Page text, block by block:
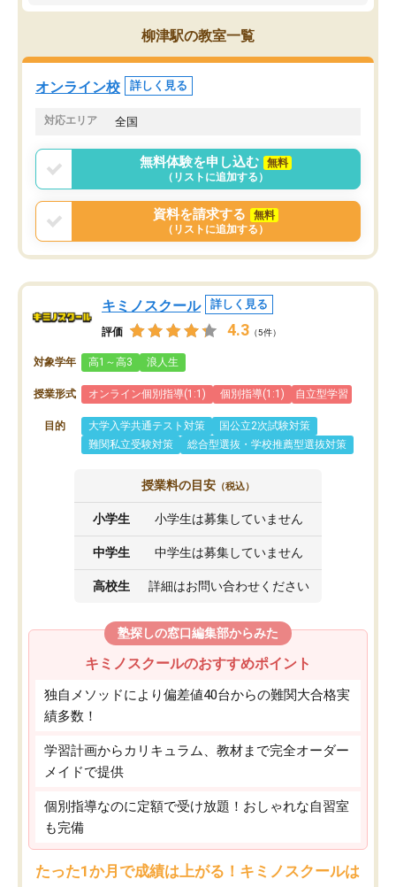
す。
うちの子は、初回面談の講師の方で決
オンラインツールを使用した単語帳の
共有があり宿題もそちらで出される形
でした。
言う事で講師変更の申し出があり、あ
まりに短期での変更だった為、塾に通
う事にして退会しました。遅れも取り
戻せ、授業内容や講師の方は良かった
と思います。
ち期待したものではなく
くなってきたようなので
柳津駅の教室一覧
オンライン校 詳しく見る
対応エリア 全国
無料体験を申し込む
無料
（リストに追加する）
資料を請求する
無料
（リストに追加する）
キミノスクール 詳しく見る
評価 4.3 （5件）
対象学年 高1～高3 浪人生
授業形式 オンライン個別指導(1:1) 個別指導(1:1) 自立型学習
目的 大学入学共通テスト対策
国公立2次試験対策
難関私立受験対策
総合型選抜・学校推薦型選抜対策
授業料の目安 （税込）
小学生 小学生は募集していません
中学生 中学生は募集していません
高校生 詳細はお問い合わせください
塾探しの窓口編集部からみた
キミノスクールのおすすめポイント
独自メソッドにより偏差値40台からの難関大合格実
績多数！
学習計画からカリキュラム、教材まで完全オーダー
メイドで提供
個別指導なのに定額で受け放題！おしゃれな自習室
も完備
たった1か月で成績は上がる！キミノスクールは